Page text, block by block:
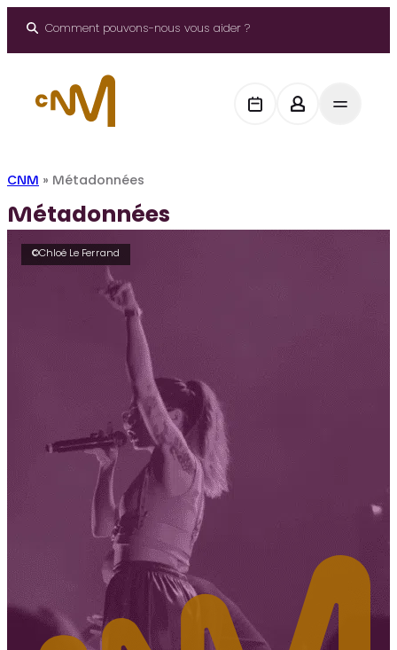
Comment pouvons-nous vous aider ?
CNM » Métadonnées
Métadonnées
©Chloé Le Ferrand